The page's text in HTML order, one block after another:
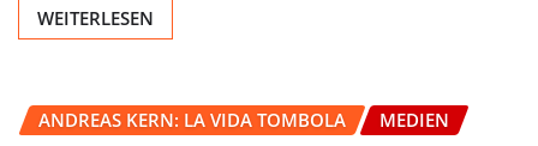
WEITERLESEN
ANDREAS KERN: LA VIDA TOMBOLA MEDIEN